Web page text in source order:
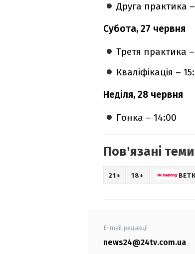
Друга практика
Субота, 27 червня
Третя практика –
Кваліфікація –
Неділя, 28 червня
Гонка – 14:00
Повʼязані
21+ 18+
E-mail редакції
news24@24tv.com.ua